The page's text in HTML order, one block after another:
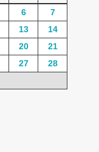
6
7
13
14
20
21
27
28